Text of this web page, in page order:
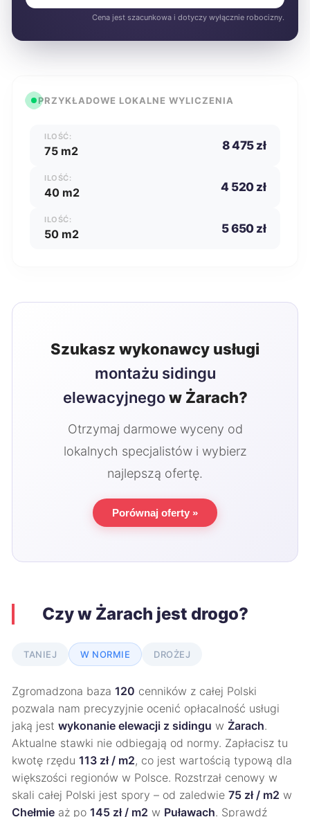
Cena jest szacunkowa i dotyczy wyłącznie robocizny.
PRZYKŁADOWE LOKALNE WYLICZENIA
ILOŚĆ:
75 m2 8 475 zł
ILOŚĆ:
40 m2 4 520 zł
ILOŚĆ:
50 m2 5 650 zł
Szukasz wykonawcy usługi
montażu sidingu
elewacyjnegow Żarach?
Otrzymaj darmowe wyceny od
lokalnych specjalistów i wybierz
najlepszą ofertę.
Porównaj oferty »
Czy w Żarach jest drogo?
TANIEJ W NORMIE DROŻEJ
Zgromadzona baza 120 cenników z całej Polski
pozwala nam precyzyjnie ocenić opłacalność usługi
jaką jest wykonanie elewacji z sidingu w Żarach.
Aktualne stawki nie odbiegają od normy. Zapłacisz tu
kwotę rzędu 113 zł / m2, co jest wartością typową dla
większości regionów w Polsce. Rozstrzał cenowy w
skali całej Polski jest spory – od zaledwie 75 zł / m2 w
Chełmie aż po 145 zł / m2 w Puławach. Sprawdź